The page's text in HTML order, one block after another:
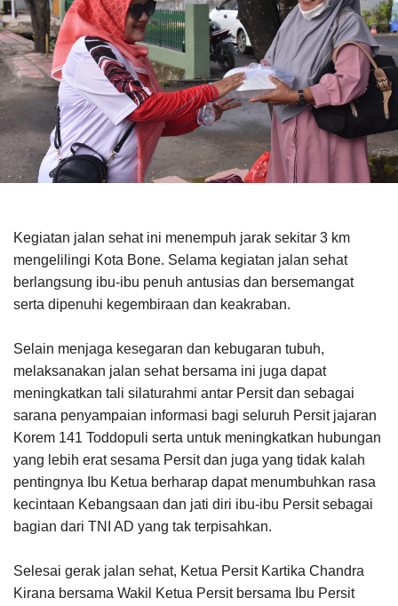
Kegiatan jalan sehat ini menempuh jarak sekitar 3 km
mengelilingi Kota Bone. Selama kegiatan jalan sehat
berlangsung ibu-ibu penuh antusias dan bersemangat
serta dipenuhi kegembiraan dan keakraban.
Selain menjaga kesegaran dan kebugaran tubuh,
melaksanakan jalan sehat bersama ini juga dapat
meningkatkan tali silaturahmi antar Persit dan sebagai
sarana penyampaian informasi bagi seluruh Persit jajaran
Korem 141 Toddopuli serta untuk meningkatkan hubungan
yang lebih erat sesama Persit dan juga yang tidak kalah
pentingnya Ibu Ketua berharap dapat menumbuhkan rasa
kecintaan Kebangsaan dan jati diri ibu-ibu Persit sebagai
bagian dari TNI AD yang tak terpisahkan.
Selesai gerak jalan sehat, Ketua Persit Kartika Chandra
Kirana bersama Wakil Ketua Persit bersama Ibu Persit